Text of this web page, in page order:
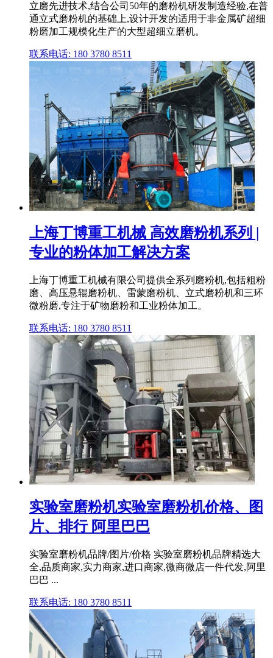
立磨先进技术,结合公司50年的磨粉机研发制造经验,在普
通立式磨粉机的基础上,设计开发的适用于非金属矿超细
粉磨加工规模化生产的大型超细立磨机。
联系电话: 180 3780 8511
上海丁博重工机械 高效磨粉机系列 |
专业的粉体加工解决方案
上海丁博重工机械有限公司提供全系列磨粉机,包括粗粉
磨、高压悬辊磨粉机、雷蒙磨粉机、立式磨粉机和三环
微粉磨,专注于矿物磨粉和工业粉体加工。
联系电话: 180 3780 8511
实验室磨粉机实验室磨粉机价格、图
片、排行 阿里巴巴
实验室磨粉机品牌/图片/价格 实验室磨粉机品牌精选大
全,品质商家,实力商家,进口商家,微商微店一件代发,阿里
巴巴 ...
联系电话: 180 3780 8511